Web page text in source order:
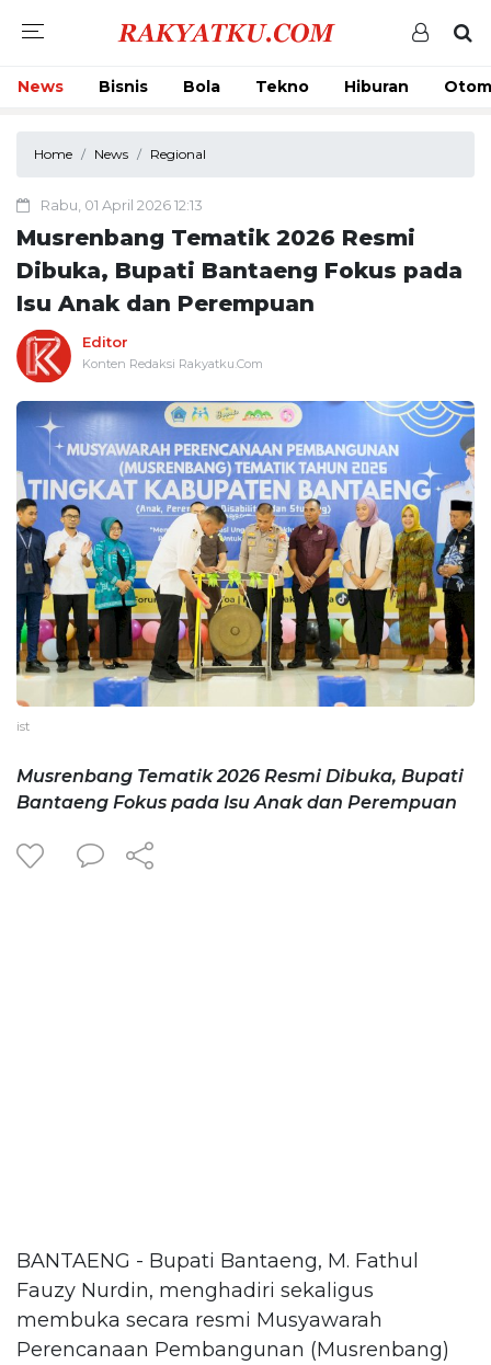
News Bisnis Bola Tekno Hiburan
Home News Regional
Rabu, 01 April 2026 12:13
Musrenbang Tematik 2026 Resmi
Dibuka, Bupati Bantaeng Fokus pada
Isu Anak dan Perempuan
Editor
Konten Redaksi Rakyatku.Com
ist
Musrenbang Tematik 2026 Resmi Dibuka, Bupati
Bantaeng Fokus pada Isu Anak dan Perempuan
BANTAENG - Bupati Bantaeng, M. Fathul
Fauzy Nurdin, menghadiri sekaligus
membuka secara resmi Musyawarah
Perencanaan Pembangunan (Musrenbang)